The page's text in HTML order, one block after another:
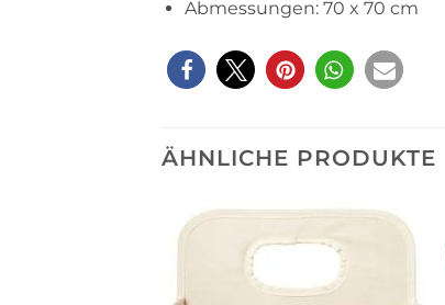
Abmessungen: 70 x 70 cm
ÄHNLICHE PRODUKTE